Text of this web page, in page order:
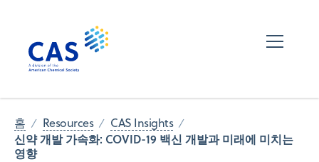
홈 Resources CAS Insights
신약 개발 가속화: COVID-19 백신 개발과 미래에 미치는
영향